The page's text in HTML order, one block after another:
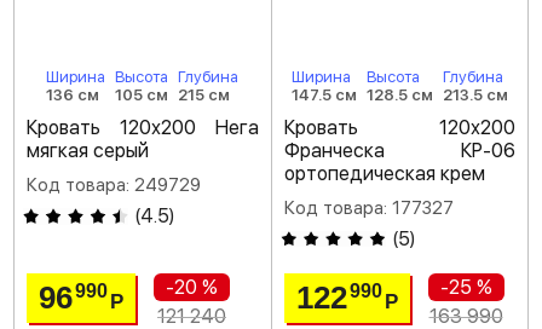
Ширина
136 см
Высота
105 см
Глубина
215 см
Кровать 120х200 Нега
мягкая серый
Код товара: 249729
(4.5)
96990Р
-20 %
121 240
Ширина
147.5 см
Высота
128.5 см
Глубина
213.5 см
Кровать 120х200
Франческа КР-06
ортопедическая крем
Код товара: 177327
(5)
122990 Р
-25 %
163 990